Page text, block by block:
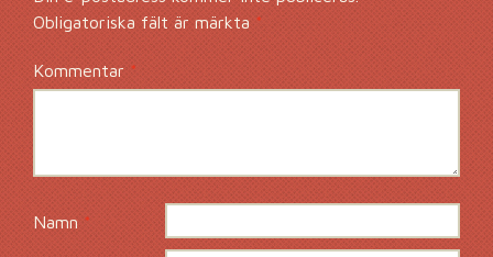
Obligatoriska fält är märkta*
Kommentar*
Namn*